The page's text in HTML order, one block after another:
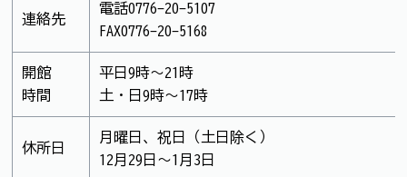
連絡先
電話0776-20-5107
FAX0776-20-5168
開館
時間
平日9時～21時
土・日9時～17時
休所日
月曜日、祝日（土日除く）
12月29日～1月3日